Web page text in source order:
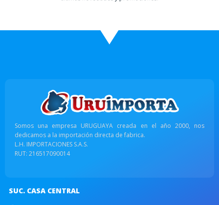
Somos una empresa URUGUAYA creada en el año 2000, nos
dedicamos a la importación directa de fabrica.
L.H. IMPORTACIONES S.A.S.
RUT: 216517090014
SUC. CASA CENTRAL